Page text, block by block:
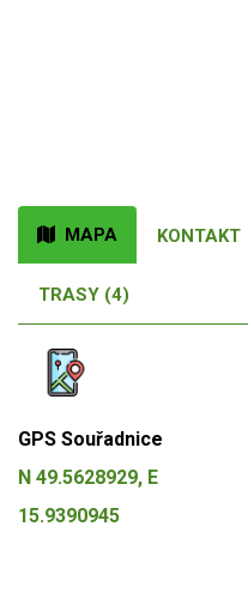
MAPA KONTAKT
TRASY (4)
GPS Souřadnice
N 49.5628929, E
15.9390945